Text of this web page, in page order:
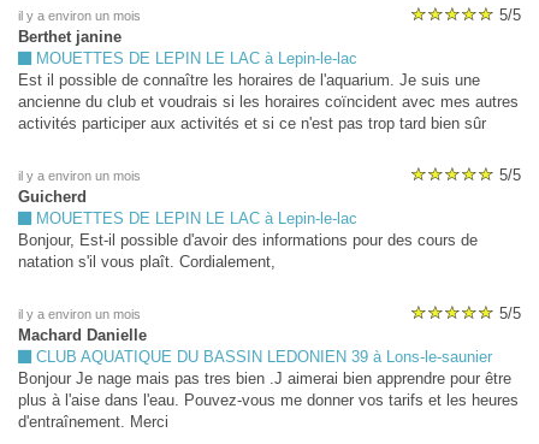
il y a environ un mois
5/5
Berthet janine
MOUETTES DE LEPIN LE LAC à Lepin-le-lac
Est il possible de connaître les horaires de l'aquarium. Je suis une
ancienne du club et voudrais si les horaires coïncident avec mes autres
activités participer aux activités et si ce n'est pas trop tard bien sûr
moment Merci
il y a environ un mois
5/5
Guicherd
MOUETTES DE LEPIN LE LAC à Lepin-le-lac
Bonjour, Est-il possible d'avoir des informations pour des cours de
natation s'il vous plaît. Cordialement,
il y a environ un mois
5/5
Machard Danielle
CLUB AQUATIQUE DU BASSIN LEDONIEN 39 à Lons-le-saunier
Bonjour Je nage mais pas tres bien .J aimerai bien apprendre pour être
plus à l'aise dans l'eau. Pouvez-vous me donner vos tarifs et les heures
d'entraînement. Merci